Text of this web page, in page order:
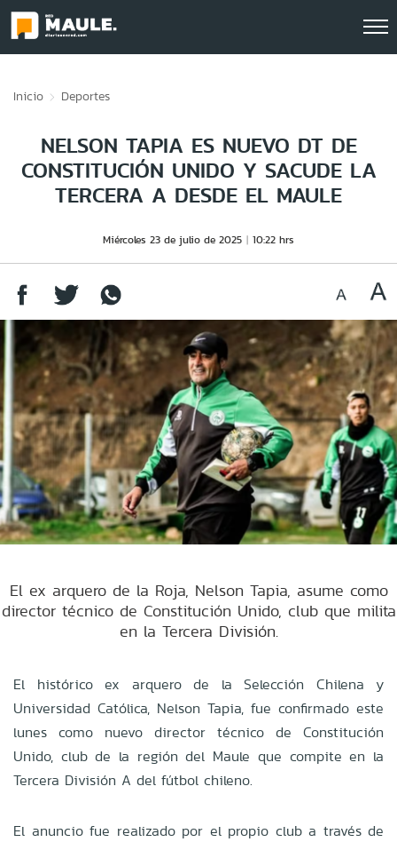
Inicio Deportes
NELSON TAPIA ES NUEVO DT DE
CONSTITUCIÓN UNIDO Y SACUDE LA
TERCERA A DESDE EL MAULE
Miércoles 23 de julio de 2025 10:22 hrs
El ex arquero de la Roja, Nelson Tapia, asume como
director técnico de Constitución Unido, club que milita
en la Tercera División.
El histórico ex arquero de la Selección Chilena y
Universidad Católica, Nelson Tapia, fue confirmado este
lunes como nuevo director técnico de Constitución
Unido, club de la región del Maule que compite en la
Tercera División A del fútbol chileno.
El anuncio fue realizado por el propio club a través de